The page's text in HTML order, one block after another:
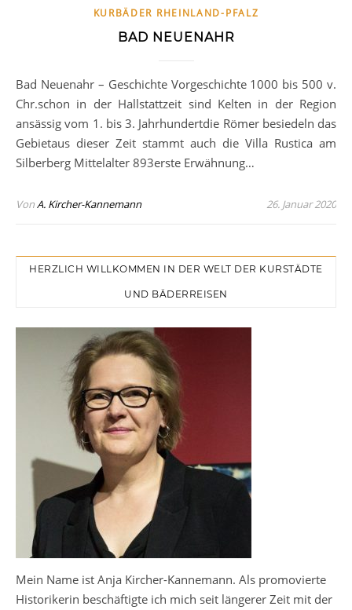
KURBÄDER RHEINLAND-PFALZ
BAD NEUENAHR
Bad Neuenahr – Geschichte Vorgeschichte 1000 bis 500 v.
Chr.schon in der Hallstattzeit sind Kelten in der Region
ansässig vom 1. bis 3. Jahrhundertdie Römer besiedeln das
Gebietaus dieser Zeit stammt auch die Villa Rustica am
Silberberg Mittelalter 893erste Erwähnung…
VonA. Kircher-Kannemann 26. Januar 2020
HERZLICH WILLKOMMEN IN DER WELT DER KURSTÄDTE
UND BÄDERREISEN
Mein Name ist Anja Kircher-Kannemann. Als promovierte
Historikerin beschäftigte ich mich seit längerer Zeit mit der